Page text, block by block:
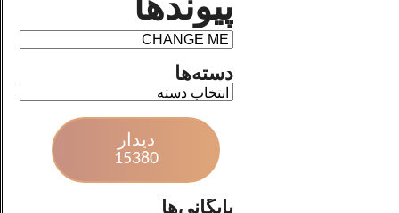
دسته‌ها
دیدار
15380
بایگانی‌ها